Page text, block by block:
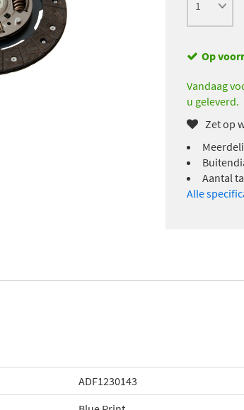
Op
Vandaag
u geleverd.
Zet op
Aantal
Alle
ADF1230143